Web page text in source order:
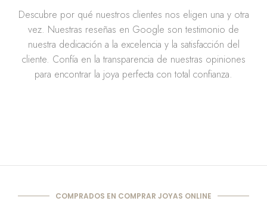
Descubre por qué nuestros clientes nos eligen una y otra
vez. Nuestras reseñas en Google son testimonio de
nuestra dedicación a la excelencia y la satisfacción del
cliente. Confía en la transparencia de nuestras opiniones
para encontrar la joya perfecta con total confianza.
COMPRADOS EN COMPRAR JOYAS ONLINE